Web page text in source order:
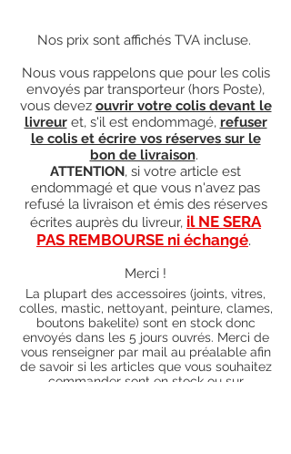
Nos prix sont affichés TVA incluse.
Nous vous rappelons que pour les colis
envoyés par transporteur (hors Poste),
vous devez ouvrir votre colis devant le
livreuret, s'il est endommagé, refuser
le colis et écrire vos réserves sur le
bon de livraison.
ATTENTION, si votre article est
endommagé et que vous n'avez pas
refusé la livraison et émis des réserves
écrites auprès du livreur, il NE SERA
PAS REMBOURSE ni échangé.
Merci !
La plupart des accessoires (joints, vitres,
colles, mastic, nettoyant, peinture, clames,
boutons bakelite) sont en stock donc
envoyés dans les 5 jours ouvrés. Merci de
vous renseigner par mail au préalable afin
de savoir si les articles que vous souhaitez
commander sont en stock ou sur